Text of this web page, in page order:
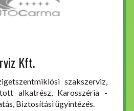
Kft.
szakszerviz,
alkatrész, Karosszéria -
Biztosítási ügyintézés.